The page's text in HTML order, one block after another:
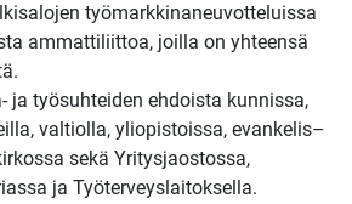
työmarkkinaneuvotteluissa
ammattiliittoa, joilla on yhteensä
ja työsuhteiden ehdoista kunnissa,
valtiolla, yliopistoissa, evankelis–
sekä Yritysjaostossa,
ja Työterveyslaitoksella.